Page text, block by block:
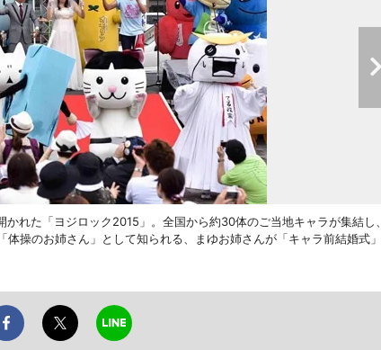
れた「ヨジロック2015」。全国から約30体のご当地キャラが集結し、
操のお姉さん」として知られる、まゆお姉さんが「キャラ前結婚式」